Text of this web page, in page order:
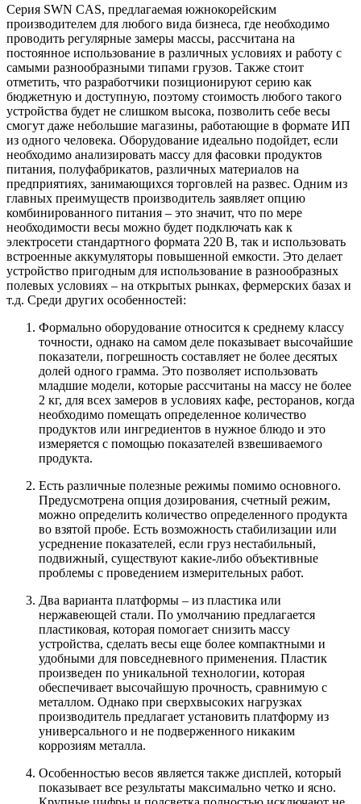
Серия SWN CAS, предлагаемая южнокорейским
производителем для любого вида бизнеса, где необходимо
проводить регулярные замеры массы, рассчитана на
постоянное использование в различных условиях и работу с
самыми разнообразными типами грузов. Также стоит
отметить, что разработчики позиционируют серию как
бюджетную и доступную, поэтому стоимость любого такого
устройства будет не слишком высока, позволить себе весы
смогут даже небольшие магазины, работающие в формате ИП
из одного человека. Оборудование идеально подойдет, если
необходимо анализировать массу для фасовки продуктов
питания, полуфабрикатов, различных материалов на
предприятиях, занимающихся торговлей на развес. Одним из
главных преимуществ производитель заявляет опцию
комбинированного питания – это значит, что по мере
необходимости весы можно будет подключать как к
электросети стандартного формата 220 В, так и использовать
встроенные аккумуляторы повышенной емкости. Это делает
устройство пригодным для использование в разнообразных
полевых условиях – на открытых рынках, фермерских базах и
т.д. Среди других особенностей:
Формально оборудование относится к среднему классу
точности, однако на самом деле показывает высочайшие
показатели, погрешность составляет не более десятых
долей одного грамма. Это позволяет использовать
младшие модели, которые рассчитаны на массу не более
2 кг, для всех замеров в условиях кафе, ресторанов, когда
необходимо помещать определенное количество
продуктов или ингредиентов в нужное блюдо и это
измеряется с помощью показателей взвешиваемого
продукта.
Есть различные полезные режимы помимо основного.
Предусмотрена опция дозирования, счетный режим,
можно определить количество определенного продукта
во взятой пробе. Есть возможность стабилизации или
усреднение показателей, если груз нестабильный,
подвижный, существуют какие-либо объективные
проблемы с проведением измерительных работ.
Два варианта платформы – из пластика или
нержавеющей стали. По умолчанию предлагается
пластиковая, которая помогает снизить массу
устройства, сделать весы еще более компактными и
удобными для повседневного применения. Пластик
произведен по уникальной технологии, которая
обеспечивает высочайшую прочность, сравнимую с
металлом. Однако при сверхвысоких нагрузках
производитель предлагает установить платформу из
универсального и не подверженного никаким
коррозиям металла.
Особенностью весов является также дисплей, который
показывает все результаты максимально четко и ясно.